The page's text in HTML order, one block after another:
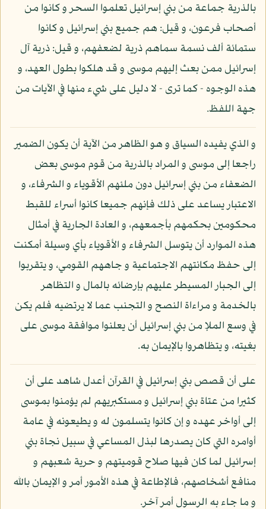
بالذرية جماعة من بني إسرائيل تعلموا السحر و كانوا من
أصحاب فرعون، و قيل: هم جميع بني إسرائيل و كانوا
ستمائة ألف نسمة سماهم ذرية لضعفهم، و قيل: ذرية آل
إسرائيل ممن بعث إليهم موسى و قد هلكوا بطول العهد، و
هذه الوجوه - كما ترى - لا دليل على شيء منها في الآيات من
جهة اللفظ.
و الذي يفيده السياق و هو الظاهر من الآية أن يكون الضمير
راجعا إلى موسى و المراد بالذرية من قوم موسى بعض
الضعفاء من بني إسرائيل دون ملئهم الأقوياء و الشرفاء، و
الاعتبار يساعد على ذلك فإنهم جميعا كانوا أسراء للقبط
محكومين بحكمهم بأجمعهم، و العادة الجارية في أمثال
هذه الموارد أن يتوسل الشرفاء و الأقوياء بأي وسيلة أمكنت
إلى حفظ مكانتهم الاجتماعية و جاههم القومي، و يتقربوا
إلى الجبار المسيطر عليهم بإرضائه بالمال و التظاهر
بالخدمة و مراءاة النصح و التجنب عما لا يرتضيه فلم يكن
في وسع الملإ من بني إسرائيل أن يعلنوا موافقة موسى على
بغيته، و يتظاهروا بالإيمان به.
على أن قصص بني إسرائيل في القرآن أعدل شاهد على أن
كثيرا من عتاة بني إسرائيل و مستكبريهم لم يؤمنوا بموسى
إلى أواخر عهده و إن كانوا يتسلمون له و يطيعونه في عامة
أوامره التي كان يصدرها لبذل المساعي في سبيل نجاة بني
إسرائيل لما كان فيها صلاح قوميتهم و حرية شعبهم و
منافع أشخاصهم، فالإطاعة في هذه الأمور أمر و الإيمان بالله
و ما جاء به الرسول أمر آخر.